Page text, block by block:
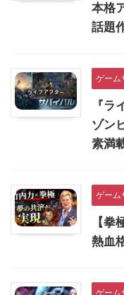
本格
話題
ゲーム
『ラ
ゾン
素満
ゲーム
【拳
熱血
ゲーム